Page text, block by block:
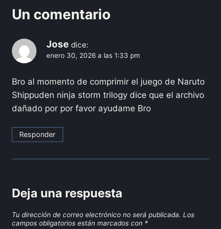
Un comentario
Jose dice:
enero 30, 2026 a las 1:33 pm
Bro al momento de comprimir el juego de Naruto
Shippuden ninja storm trilogy dice que el archivo
dañado por por favor ayudame Bro
Responder
Deja una respuesta
Tu dirección de correo electrónico no será publicada. Los
campos obligatorios están marcados con *